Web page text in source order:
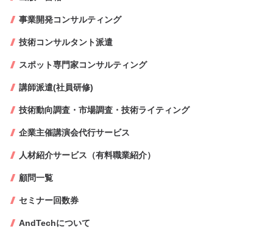
事業開発コンサルティング
技術コンサルタント派遣
スポット専門家コンサルティング
講師派遣(社員研修)
技術動向調査・市場調査・技術ライティング
企業主催講演会代行サービス
人材紹介サービス（有料職業紹介）
顧問一覧
セミナー回数券
AndTechについて